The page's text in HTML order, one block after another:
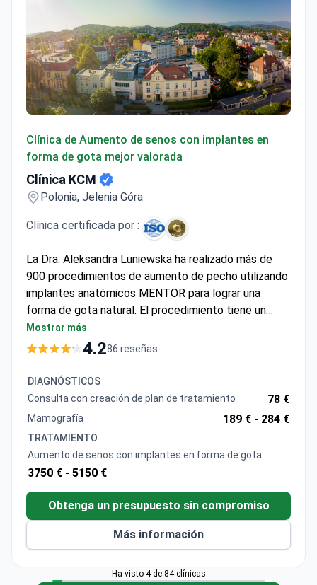
Clínica KCM
forma de gota mejor valorada
Clínica KCM
Polonia, Jelenia Góra
Clínica certificada por :
La Dra. Aleksandra Luniewska ha realizado más de
900 procedimientos de aumento de pecho utilizando
implantes anatómicos MENTOR para lograr una
forma de gota natural. El procedimiento tiene un
coste aproximado de 5.290 €, que suele incluir la
cirugía, los implantes, una noche en habitación
privada, pruebas preoperatorias, medicación y
cuidados postoperatorios. La Dra. Luniewska posee
un doctorado, es miembro de la Sociedad Polaca de
Cirugía Plástica y se ha formado en clínicas
una tasa de recomendación de pacientes del 91%.
Mostrar más
4.2
Consulta con creación de plan de tratamiento
Mamografía 189 € - 284 €
TRATAMIENTO
Aumento de senos con implantes en forma de gota
3750 € - 5150 €
Más información
Ver más